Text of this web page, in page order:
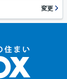
変更